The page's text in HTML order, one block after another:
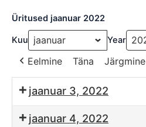
Üritused jaanuar 2022
Kuu Year
Eelmine Täna Järgmine
jaanuar 3, 2022
jaanuar 4, 2022